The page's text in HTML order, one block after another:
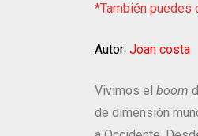
*También puedes
Autor: Joan costa
Vivimos el boom
de dimensión